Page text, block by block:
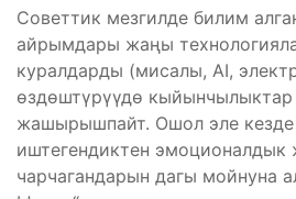
Советтик мезгилде билим
айрымдары жаңы
куралдарды (мисалы, AI,
өздөштүрүүдө кыйынчылыктар
жашырышпайт. Ошол эле
иштегендиктен эмоционалдык
чарчагандарын дагы мойнуна